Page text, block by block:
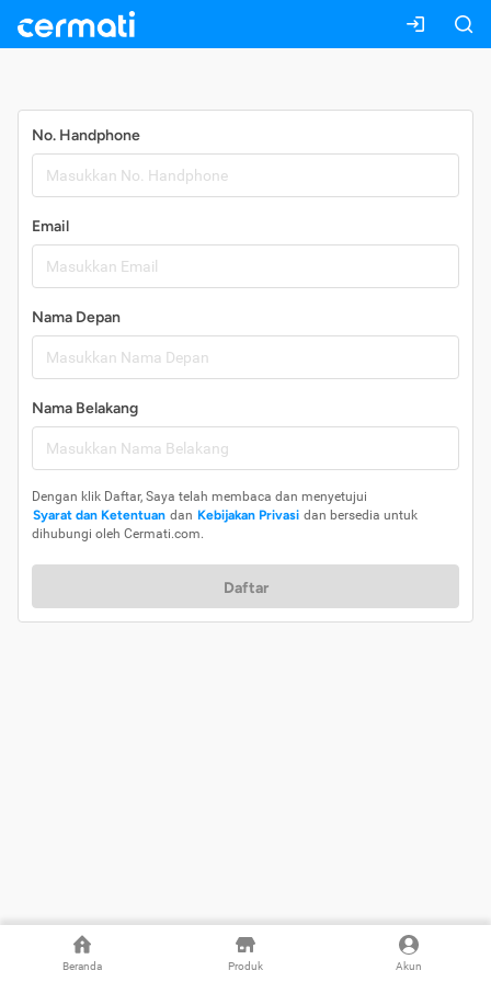
Beranda Produk Akun
No. Handphone
Email
Nama Depan
Nama Belakang
Dengan klik Daftar, Saya telah membaca dan menyetujui
Syarat dan Ketentuan dan Kebijakan Privasi dan bersedia untuk
dihubungi oleh Cermati.com.
Daftar